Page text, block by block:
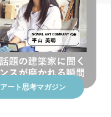
アート思考マガジン